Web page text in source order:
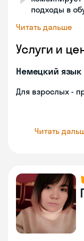
подходы в
Читать дальше
Услуги и
Немецкий язык
Для взрослых -
Читать